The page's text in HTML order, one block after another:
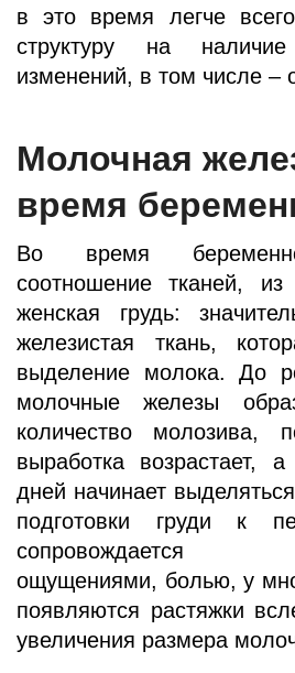
в это время легче
структуру на наличие
изменений, в том числе –
Молочная
время
Во время
соотношение тканей, из
женская грудь:
железистая ткань,
выделение молока. До
молочные железы
количество молозива,
выработка возрастает,
дней начинает
подготовки груди к
сопровождается
ощущениями, болью, у
появляются растяжки
увеличения размера